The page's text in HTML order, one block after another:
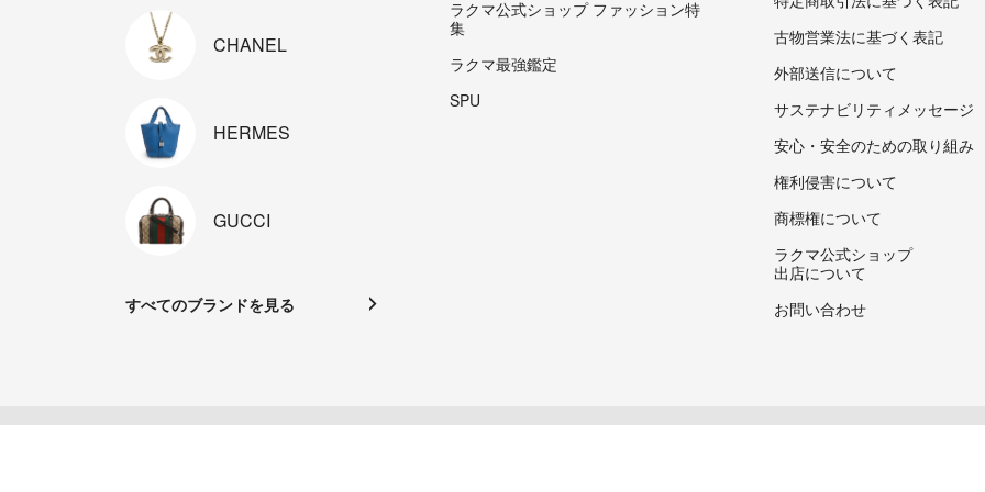
CHANEL
HERMES
GUCCI
すべてのブランドを見る
ラクマ公式ショップ ファッション特
集
ラクマ最強鑑定
SPU
古物営業法に基づく表記
外部送信について
サステナビリティメッセージ
安心・安全のための取り組み
権利侵害について
商標権について
ラクマ公式ショップ
出店について
お問い合わせ